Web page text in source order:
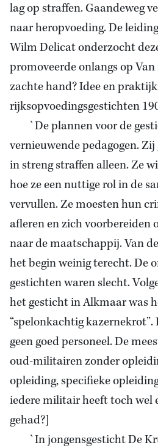
lag op straffen. Gaandeweg
naar heropvoeding. De
Wilm Delicat onderzocht
promoveerde onlangs op
zachte hand? Idee en
rijksopvoedingsgestichten
`De plannen voor de
vernieuwende pedagogen.
in streng straffen alleen. Ze
hoe ze een nuttige rol in de
vervullen. Ze moesten hun
afleren en zich voorbereiden
naar de maatschappij. Van
het begin weinig terecht. De
gestichten waren slecht.
het gesticht in Alkmaar was
“spelonkachtig kazernekrot”.
geen goed personeel. De
oud-militairen zonder
opleiding, specifieke
iedere militair heeft toch wel
gehad?]
`In jongensgesticht De